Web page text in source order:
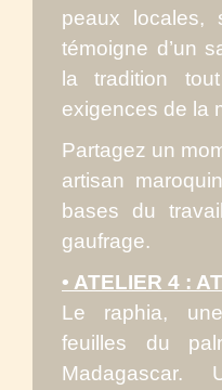
peaux locales,
témoigne d’un
la tradition
exigences de la
Partagez un
artisan
bases du
gaufrage.
• ATELIER 4 :
Le raphia,
feuilles du
Madagascar.